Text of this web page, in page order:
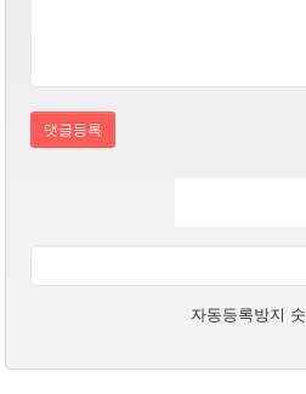
댓글등록
자동등록방지